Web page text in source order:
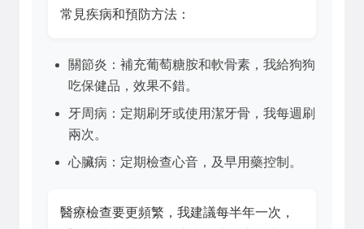
常見疾病和預防方法：
關節炎：補充葡萄糖胺和軟骨素，我給狗狗
吃保健品，效果不錯。
牙周病：定期刷牙或使用潔牙骨，我每週刷
兩次。
心臟病：定期檢查心音，及早用藥控制。
醫療檢查要更頻繁，我建議每半年一次，